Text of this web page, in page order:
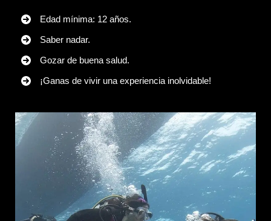
Edad mínima: 12 años.
Saber nadar.
Gozar de buena salud.
¡Ganas de vivir una experiencia inolvidable!